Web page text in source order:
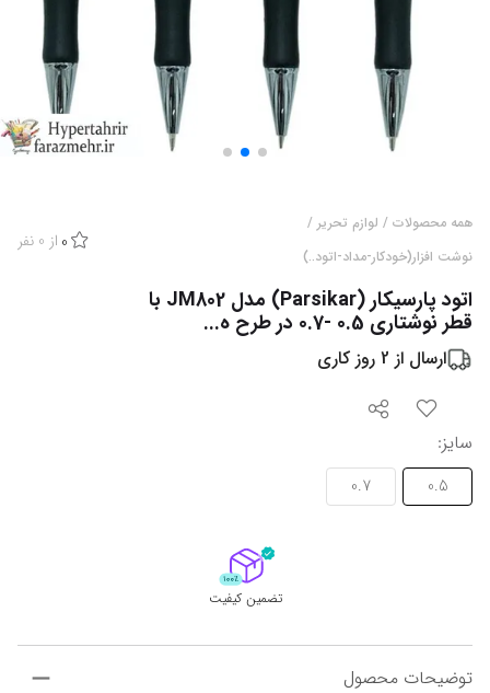
همه محصولات / لوازم تحریر /
نوشت افزار(خودکار-مداد-اتود..)
0 از 0 نفر
اتود پارسیکار (Parsikar) مدل JM802 با
قطر نوشتاری 0.5 -0.7 در طرح ه...
ارسال از 2 روز کاری
سایز:
0.5
0.7
تضمین کیفیت
توضیحات محصول